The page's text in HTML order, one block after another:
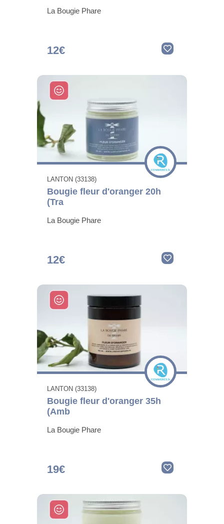
La Bougie Phare
12€
LANTON (33138)
Bougie fleur d'oranger 20h
(Tra
La Bougie Phare
12€
LANTON (33138)
Bougie fleur d'oranger 35h
(Amb
La Bougie Phare
19€